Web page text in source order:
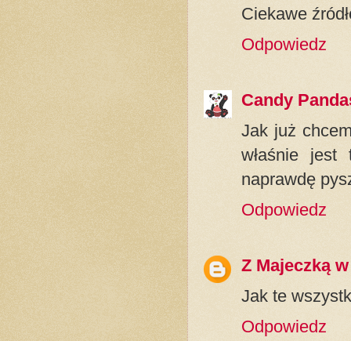
Ciekawe
Odpowiedz
Candy
Jak już
właśnie
naprawdę
Odpowiedz
Z Majeczką
Jak te
Odpowiedz